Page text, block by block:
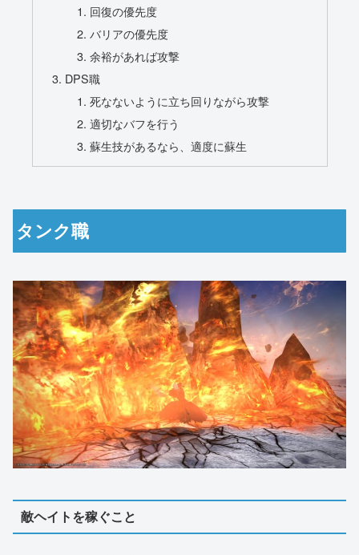
回復の優先度
バリアの優先度
余裕があれば攻撃
DPS職
死なないように立ち回りながら攻撃
適切なバフを行う
蘇生技があるなら、適度に蘇生
タンク職
敵ヘイトを稼ぐこと